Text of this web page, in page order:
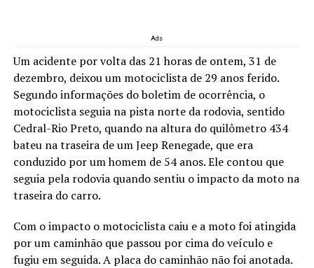
Ads
Um acidente por volta das 21 horas de ontem, 31 de
dezembro, deixou um motociclista de 29 anos ferido.
Segundo informações do boletim de ocorrência, o
motociclista seguia na pista norte da rodovia, sentido
Cedral-Rio Preto, quando na altura do quilômetro 434
bateu na traseira de um Jeep Renegade, que era
conduzido por um homem de 54 anos. Ele contou que
seguia pela rodovia quando sentiu o impacto da moto na
traseira do carro.
Com o impacto o motociclista caiu e a moto foi atingida
por um caminhão que passou por cima do veículo e
fugiu em seguida. A placa do caminhão não foi anotada.